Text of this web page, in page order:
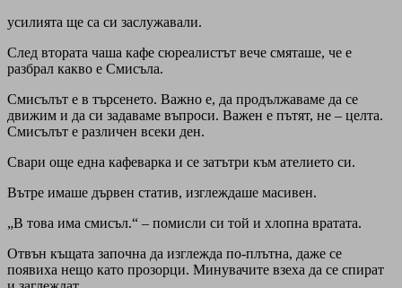
усилията ще са си заслужавали.
След втората чаша кафе сюреалистът вече смяташе, че е
разбрал какво е Смисъла.
Смисълът е в търсенето. Важно е, да продължаваме да се
движим и да си задаваме въпроси. Важен е пътят, не – целта.
Смисълът е различен всеки ден.
Свари още една кафеварка и се затътри към ателието си.
Вътре имаше дървен статив, изглеждаше масивен.
„В това има смисъл.“ – помисли си той и хлопна вратата.
Отвън къщата започна да изглежда по-плътна, даже се
появиха нещо като прозорци. Минувачите взеха да се спират